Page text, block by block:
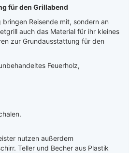
für den Grillabend
Reisende mit, sondern an
auch das Material für ihr kleines
zur Grundausstattung für den
Feuerholz,
nutzen außerdem
Teller und Becher aus Plastik